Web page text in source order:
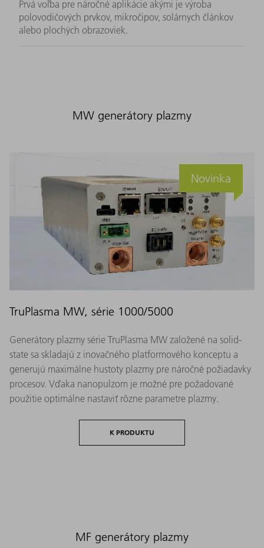
Prvá voľba pre náročné aplikácie akými je výroba
polovodičových prvkov, mikročipov, solárnych článkov
alebo plochých obrazoviek.
MW generátory plazmy
Novinka
TruPlasma MW, série 1000/5000
Generátory plazmy série TruPlasma MW založené na solid-
state sa skladajú z inovačného platformového konceptu a
generujú maximálne hustoty plazmy pre náročné požiadavky
procesov. Vďaka nanopulzom je možné pre požadované
použitie optimálne nastaviť rôzne parametre plazmy.
K PRODUKTU
MF generátory plazmy